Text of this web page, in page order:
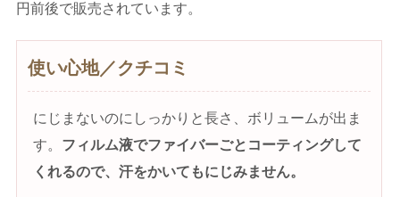
円前後で販売されています。
使い心地／クチコミ
にじまないのにしっかりと長さ、ボリュームが出ま
す。 フィルム液でファイバーごとコーティングして
くれるので、汗をかいてもにじみません。